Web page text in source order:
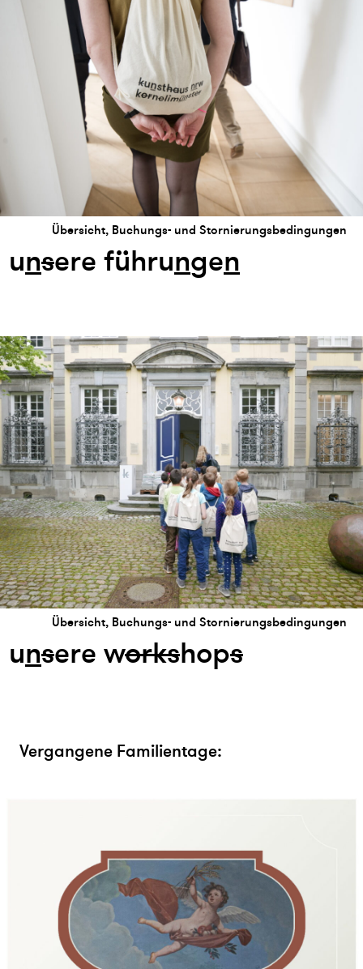
Übersicht, Buchungs- und Stornierungsbedingungen
unsere führungen
Übersicht, Buchungs- und Stornierungsbedingungen
unsere workshops
Vergangene Familientage: